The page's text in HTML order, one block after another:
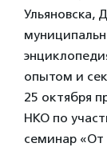
Ульяновска,
опытом и
25 октября
НКО по
семинар «От